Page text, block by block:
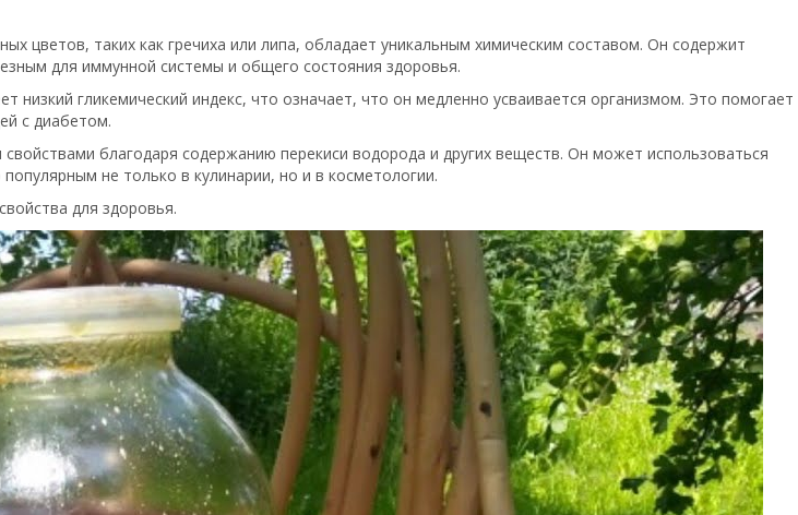
цветов, таких как гречиха или липа, обладает уникальным химическим составом. Он содержит
для иммунной системы и общего состояния здоровья.
низкий гликемический индекс, что означает, что он медленно усваивается организмом. Это помогает
с диабетом.
благодаря содержанию перекиси водорода и других веществ. Он может использоваться
не только в кулинарии, но и в косметологии.
для здоровья.